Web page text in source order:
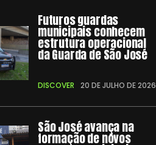
Futuros guardas
municipais conhecem
estrutura operacional
da Guarda de São José
DISCOVER 20 DE JULHO DE 2026
São José avança na
formação de novos